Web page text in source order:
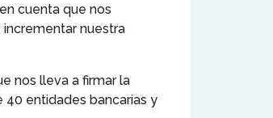
cuenta que nos
nuestra
nos lleva a firmar la
40 entidades bancarias y